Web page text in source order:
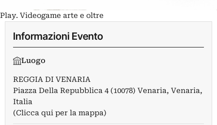
Play. Videogame arte e oltre
Informazioni Evento
Luogo
REGGIA DI VENARIA
Piazza Della Repubblica 4 (10078) Venaria, Venaria,
Italia
(Clicca qui per la mappa)